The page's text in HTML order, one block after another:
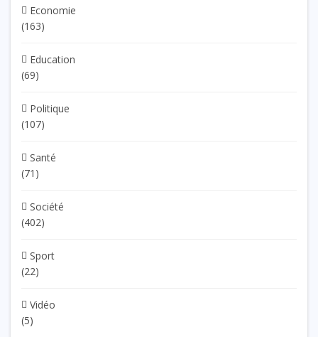
Economie
(163)
Education
(69)
Politique
(107)
Santé
(71)
Société
(402)
Sport
(22)
Vidéo
(5)